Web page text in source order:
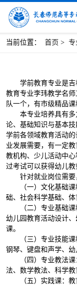
当前位置： 首页 > 专
学前教育专业是
教育专业李玮教学名
队一个，有市级精品课
本专业培养具有
论、基础知识与基本
学前各领域教育活动
业发展需要，有一定
教机构、少儿活动中
过考试可以获得幼儿教
针对就业岗位需要
（一）文化基础
础、社会科学基础、体
（二）专业基础
幼儿园教育活动设计
课。
（三）专业技能
钢琴、键盘和声学、幼
（四）专业教法
法、数学教法、科学
（五）实践课：